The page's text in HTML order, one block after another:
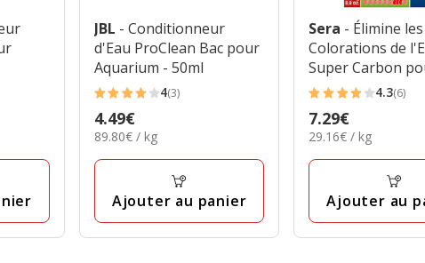
JBL - Conditionneur
d'Eau ProClean Bac pour
Aquarium - 50ml
4
étoiles
avec
3
4(3)
Prix
4.49€
4.49€
89.80€
Kg
89.80€ / kg
Ajouter au panier
Sera - Élimine les
Colorations de
Super Carbon
Aquarium - 250g
4.3
étoiles
avec
6
4.3(6)
Prix
7.29€
7.29€
29.16€
Kg
29.16€ / kg
Ajouter au